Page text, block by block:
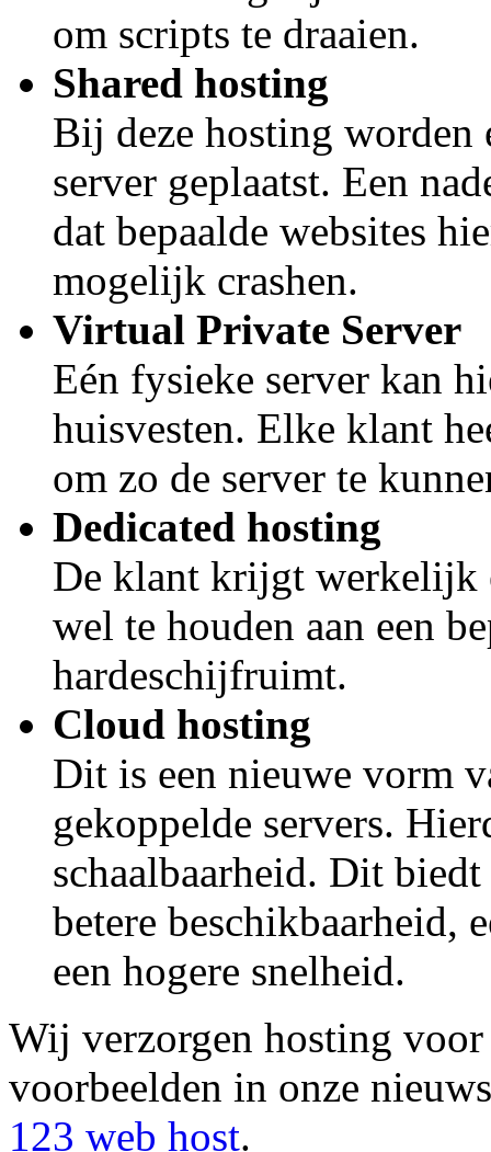
om scripts te draaien.
Shared hosting
Bij deze hosting worden
server geplaatst. Een
dat bepaalde websites
mogelijk crashen.
Virtual Private Server
Eén fysieke server kan
huisvesten. Elke klant
om zo de server te
Dedicated hosting
De klant krijgt werkelijk
wel te houden aan een
hardeschijfruimt.
Cloud hosting
Dit is een nieuwe vorm
gekoppelde servers.
schaalbaarheid. Dit
betere beschikbaarheid,
een hogere snelheid.
Wij verzorgen hosting
voorbeelden in onze
123 web host.